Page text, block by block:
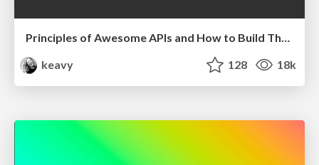
Principles of Awesome APIs and How to Build Them.
keavy
128 18k